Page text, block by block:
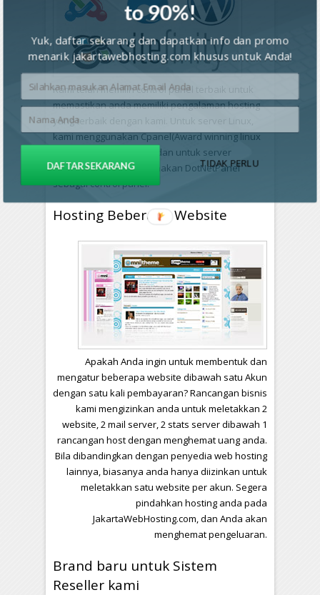
Kami telah memilih control panel terbaik untuk
memastikan anda memiliki pengalaman hosting
yang terbaik dengan kami. Untuk server Linux,
kami menggunakan Cpanel(Award winning linux
control panel for years) dan untuk server
Windows, kami menggunakan DotNetPanel
sebagai control panel.
Hosting Beberapa Website
Apakah Anda ingin untuk membentuk dan
mengatur beberapa website dibawah satu Akun
dengan satu kali pembayaran? Rancangan bisnis
kami mengizinkan anda untuk meletakkan 2
website, 2 mail server, 2 stats server dibawah 1
rancangan host dengan menghemat uang anda.
Bila dibandingkan dengan penyedia web hosting
lainnya, biasanya anda hanya diizinkan untuk
meletakkan satu website per akun. Segera
pindahkan hosting anda pada
JakartaWebHosting.com, dan Anda akan
menghemat pengeluaran.
Brand baru untuk Sistem
Reseller kami
to 90%!
Yuk, daftar sekarang dan dapatkan info dan promo
menarik jakartawebhosting.com khusus untuk Anda!
DAFTAR SEKARANG TIDAK PERLU